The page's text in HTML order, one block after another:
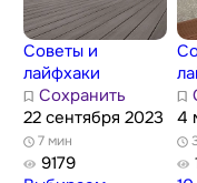
Советы и
лайфхаки
Сохранить
22 сентября 2023
7 мин
9179
4